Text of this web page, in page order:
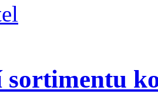
sortimentu